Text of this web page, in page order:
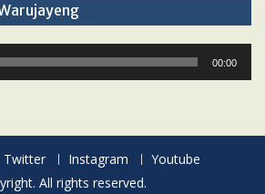
00:00
Twitter Instagram
Youtube
All rights reserved.